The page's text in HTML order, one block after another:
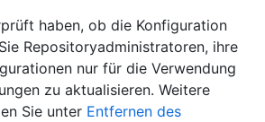
haben, ob die Konfiguration
Repositoryadministratoren, ihre
nur für die Verwendung
zu aktualisieren. Weitere
Sie unter Entfernen des